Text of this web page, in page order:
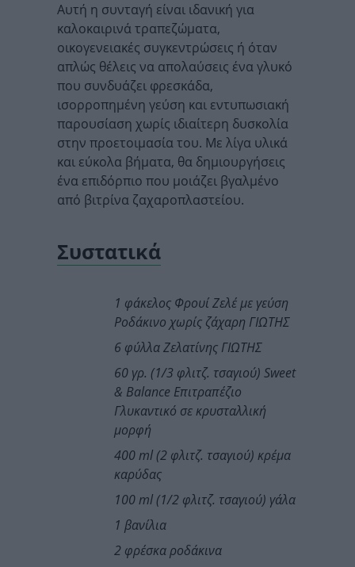
Αυτή η συνταγή είναι ιδανική για
καλοκαιρινά τραπεζώματα,
οικογενειακές συγκεντρώσεις ή όταν
απλώς θέλεις να απολαύσεις ένα γλυκό
που συνδυάζει φρεσκάδα,
ισορροπημένη γεύση και εντυπωσιακή
παρουσίαση χωρίς ιδιαίτερη δυσκολία
στην προετοιμασία του. Με λίγα υλικά
και εύκολα βήματα, θα δημιουργήσεις
ένα επιδόρπιο που μοιάζει βγαλμένο
από βιτρίνα ζαχαροπλαστείου.
Συστατικά
1 φάκελος Φρουί Ζελέ με γεύση
Ροδάκινο χωρίς ζάχαρη ΓΙΩΤΗΣ
6 φύλλα Ζελατίνης ΓΙΩΤΗΣ
60 γρ. (1/3 φλιτζ. τσαγιού) Sweet
& Balance Επιτραπέζιο
Γλυκαντικό σε κρυσταλλική
μορφή
400 ml (2 φλιτζ. τσαγιού) κρέμα
καρύδας
100 ml (1/2 φλιτζ. τσαγιού) γάλα
1 βανίλια
2 φρέσκα ροδάκινα